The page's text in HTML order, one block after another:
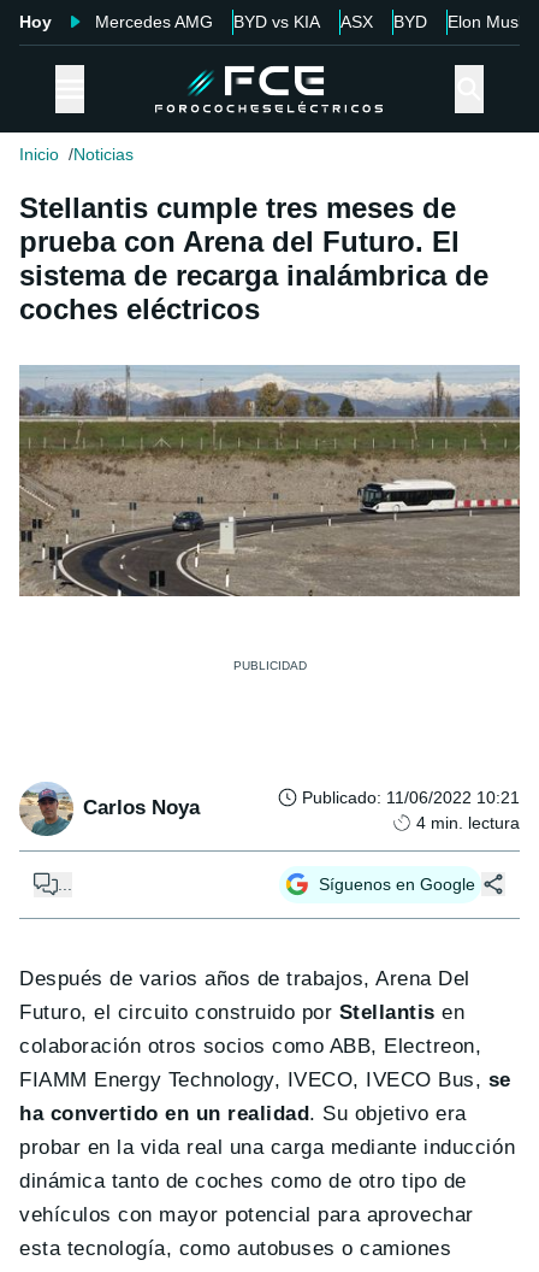
Hoy Mercedes AMG BYD vs KIA ASX BYD Elon Musk
Inicio Noticias
Stellantis cumple tres meses de
prueba con Arena del Futuro. El
sistema de recarga inalámbrica de
coches eléctricos
Carlos Noya Publicado: 11/06/2022 10:21
4 min. lectura
Síguenos en Google
Después de varios años de trabajos, Arena Del
Futuro, el circuito construido por Stellantis en
colaboración otros socios como ABB, Electreon,
FIAMM Energy Technology, IVECO, IVECO Bus, se
ha convertido en un realidad. Su objetivo era
probar en la vida real una carga mediante inducción
dinámica tanto de coches como de otro tipo de
vehículos con mayor potencial para aprovechar
esta tecnología, como autobuses o camiones